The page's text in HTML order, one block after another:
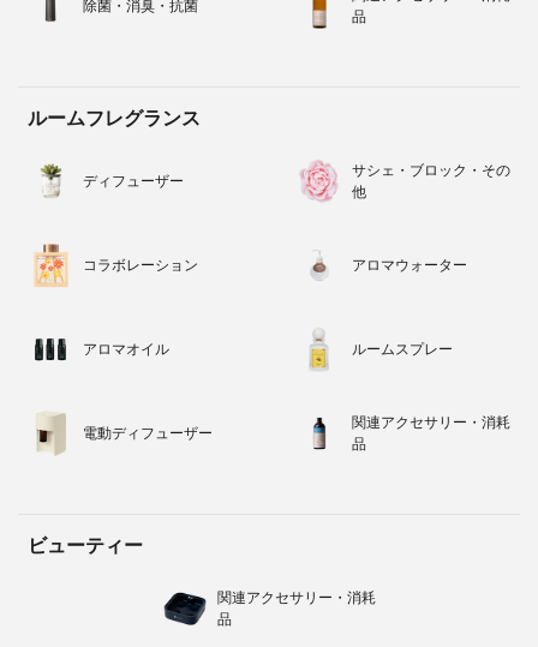
除菌・消臭・抗菌
品
ルームフレグランス
ディフューザー
サシェ・ブロック・その
他
コラボレーション アロマウォーター
アロマオイル ルームスプレー
電動ディフューザー
関連アクセサリー・消耗
品
ビューティー
関連アクセサリー・消耗
品